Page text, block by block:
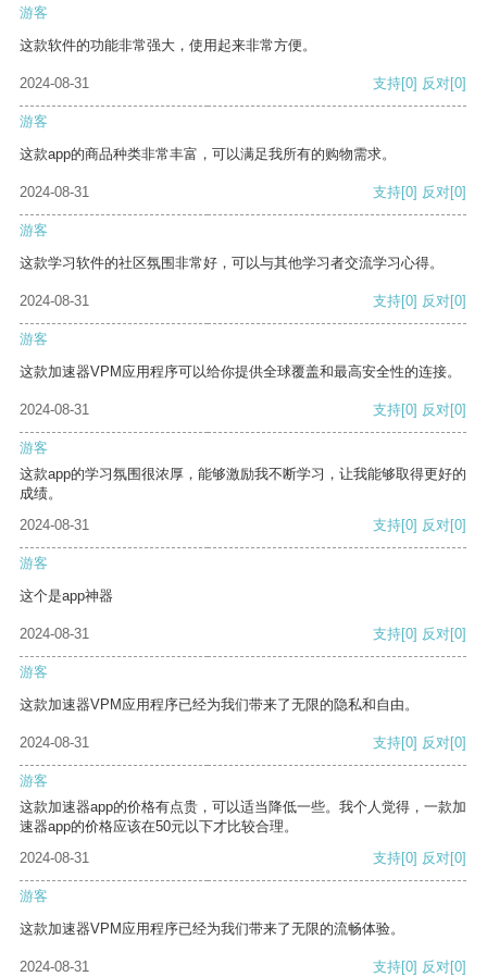
游客
这款软件的功能非常强大，使用起来非常方便。
2024-08-31 支持[0] 反对[0]
游客
这款app的商品种类非常丰富，可以满足我所有的购物需求。
2024-08-31 支持[0] 反对[0]
游客
这款学习软件的社区氛围非常好，可以与其他学习者交流学习心得。
2024-08-31 支持[0] 反对[0]
游客
这款加速器VPM应用程序可以给你提供全球覆盖和最高安全性的连接。
2024-08-31 支持[0] 反对[0]
游客
这款app的学习氛围很浓厚，能够激励我不断学习，让我能够取得更好的
成绩。
2024-08-31
支持[0] 反对[0]
游客
这个是app神器
2024-08-31 支持[0] 反对[0]
游客
这款加速器VPM应用程序已经为我们带来了无限的隐私和自由。
2024-08-31 支持[0] 反对[0]
游客
这款加速器app的价格有点贵，可以适当降低一些。我个人觉得，一款加
速器app的价格应该在50元以下才比较合理。
2024-08-31
支持[0] 反对[0]
游客
这款加速器VPM应用程序已经为我们带来了无限的流畅体验。
2024-08-31 支持[0] 反对[0]